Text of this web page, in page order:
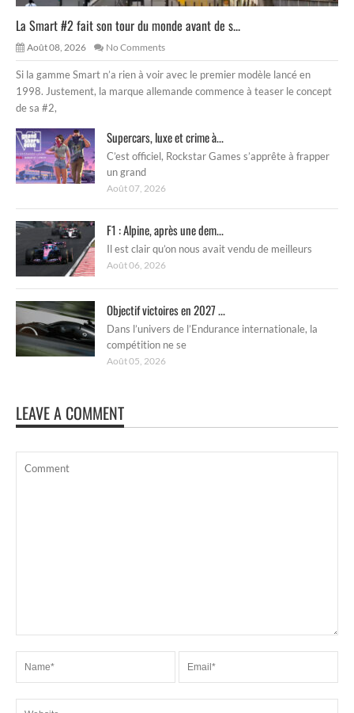
La Smart #2 fait son tour du monde avant de s...
Août 08, 2026 No Comments
Si la gamme Smart n’a rien à voir avec le premier modèle lancé en
1998. Justement, la marque allemande commence à teaser le concept
de sa #2,
Supercars, luxe et crime à...
C’est officiel, Rockstar Games s’apprête à frapper
un grand
Août 07, 2026
F1 : Alpine, après une dem...
Il est clair qu’on nous avait vendu de meilleurs
Août 06, 2026
Objectif victoires en 2027 ...
Dans l’univers de l’Endurance internationale, la
compétition ne se
Août 05, 2026
LEAVE A COMMENT